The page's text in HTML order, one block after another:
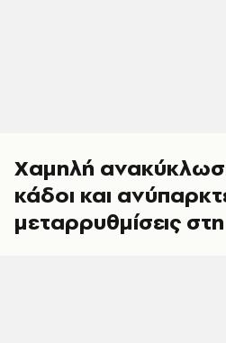
Χαμηλή
κάδοι και
μεταρρυθμίσεις